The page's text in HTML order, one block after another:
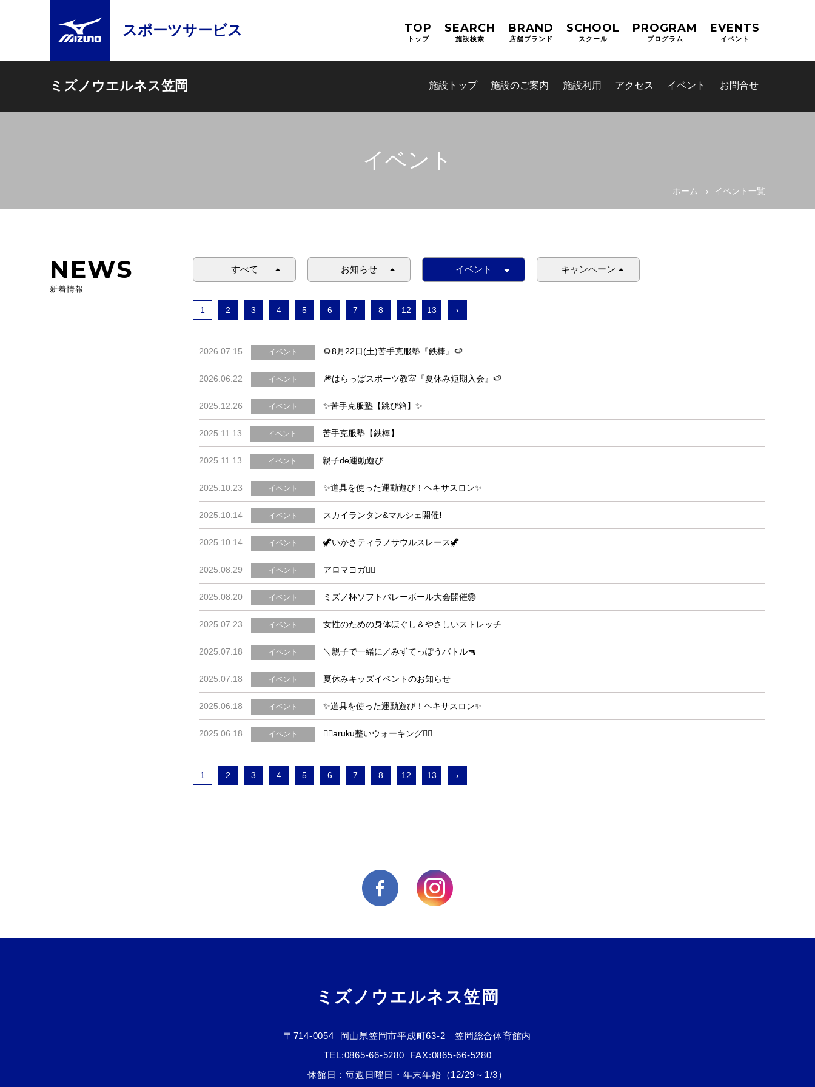
スポーツサービス TOP
トップ
SEARCH
施設検索
BRAND
店舗ブランド
SCHOOL
スクール
PROGRAM
プログラム
EVENTS
イベント
ミズノウエルネス笠岡 施設トップ 施設のご案内 施設利用 アクセス イベント お問合せ
イベント
ホーム イベント一覧
NEWS
新着情報
すべて お知らせ イベント キャンペーン
1 2 3 4 5 6 7 8 12 13 ›
2026.07.15 イベント 🌻8月22日(土)苦手克服塾『鉄棒』🍉
2026.06.22 イベント 🎆はらっぱスポーツ教室『夏休み短期入会』🍉
2025.12.26 イベント ✨苦手克服塾【跳び箱】✨
2025.11.13 イベント 苦手克服塾【鉄棒】
2025.11.13 イベント 親子de運動遊び
2025.10.23 イベント ✨道具を使った運動遊び！ヘキサスロン✨
2025.10.14 イベント スカイランタン&マルシェ開催❗
2025.10.14 イベント 🦖いかさティラノサウルスレース🦖
2025.08.29 イベント アロマヨガ🧘‍♂️
2025.08.20 イベント ミズノ杯ソフトバレーボール大会開催🏐
2025.07.23 イベント 女性のための身体ほぐし＆やさしいストレッチ
2025.07.18 イベント ＼親子で一緒に／みずてっぽうバトル🔫
2025.07.18 イベント 夏休みキッズイベントのお知らせ
2025.06.18 イベント ✨道具を使った運動遊び！ヘキサスロン✨
2025.06.18 イベント 🚶‍♀️aruku整いウォーキング🚶‍♀️
1 2 3 4 5 6 7 8 12 13 ›
ミズノウエルネス笠岡
〒714-0054
岡山県笠岡市平成町63-2 笠岡総合体育館内
TEL:0865-66-5280
FAX:0865-66-5280
休館日：毎週日曜日・年末年始（12/29～1/3）